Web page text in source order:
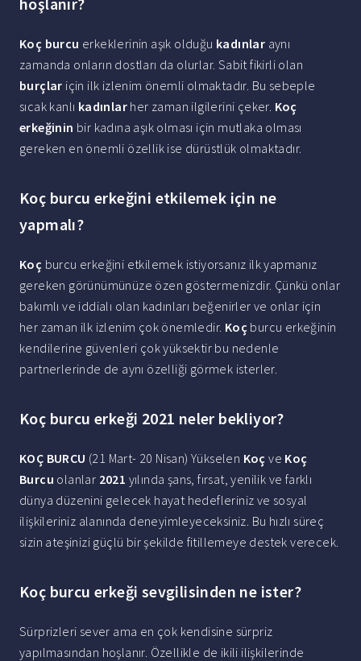
Koç burcu erkeklerinin aşık olduğu kadınlar aynı
zamanda onların dostları da olurlar. Sabit fikirli olan
burçlar için ilk izlenim önemli olmaktadır. Bu sebeple
sıcak kanlı kadınlar her zaman ilgilerini çeker. Koç
erkeğinin bir kadına aşık olması için mutlaka olması
gereken en önemli özellik ise dürüstlük olmaktadır.
Koç burcu erkeğini etkilemek için ne
yapmalı?
Koç burcu erkeğini etkilemek istiyorsanız ilk yapmanız
gereken görünümünüze özen göstermenizdir. Çünkü onlar
bakımlı ve iddialı olan kadınları beğenirler ve onlar için
her zaman ilk izlenim çok önemledir. Koç burcu erkeğinin
kendilerine güvenleri çok yüksektir bu nedenle
partnerlerinde de aynı özelliği görmek isterler.
Koç burcu erkeği 2021 neler bekliyor?
KOÇ BURCU (21 Mart- 20 Nisan) Yükselen Koç ve Koç
Burcu olanlar 2021 yılında şans, fırsat, yenilik ve farklı
dünya düzenini gelecek hayat hedefleriniz ve sosyal
ilişkileriniz alanında deneyimleyeceksiniz. Bu hızlı süreç
sizin ateşinizi güçlü bir şekilde fitillemeye destek verecek.
Koç burcu erkeği sevgilisinden ne ister?
Sürprizleri sever ama en çok kendisine sürpriz
yapılmasından hoşlanır. Özellikle de ikili ilişkilerinde